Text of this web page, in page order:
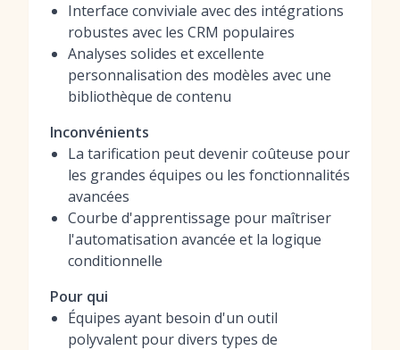
Interface conviviale avec des intégrations
robustes avec les CRM populaires
Analyses solides et excellente
personnalisation des modèles avec une
bibliothèque de contenu
Inconvénients
La tarification peut devenir coûteuse pour
les grandes équipes ou les fonctionnalités
avancées
Courbe d'apprentissage pour maîtriser
l'automatisation avancée et la logique
conditionnelle
Pour qui
Équipes ayant besoin d'un outil
polyvalent pour divers types de